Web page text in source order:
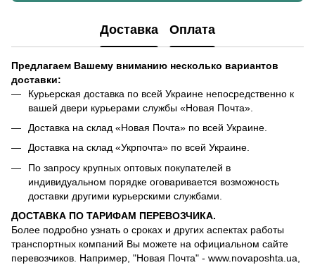
Доставка Оплата
Предлагаем Вашему вниманию несколько вариантов
доставки:
Курьерская доставка по всей Украине непосредственно к
вашей двери курьерами службы «Новая Почта».
Доставка на склад «Новая Почта» по всей Украине.
Доставка на склад «Укрпочта» по всей Украине.
По запросу крупных оптовых покупателей в
индивидуальном порядке оговаривается возможность
доставки другими курьерскими службами.
ДОСТАВКА ПО ТАРИФАМ ПЕРЕВОЗЧИКА.
Более подробно узнать о сроках и других аспектах работы
транспортных компаний Вы можете на официальном сайте
перевозчиков. Например, "Новая Почта" - www.novaposhta.ua,